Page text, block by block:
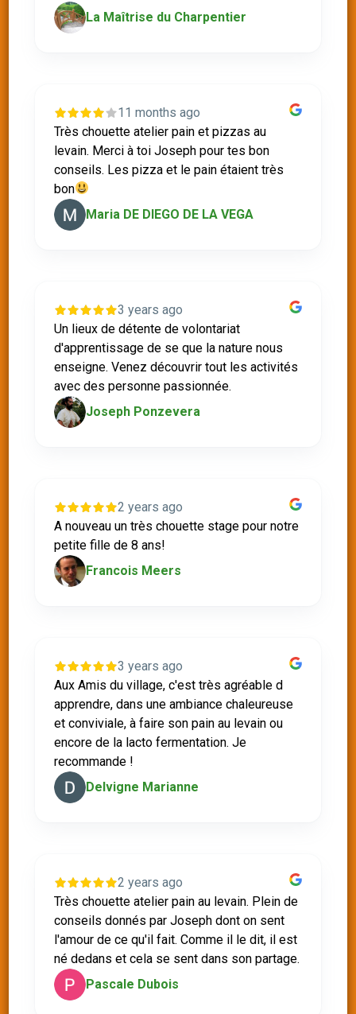
La Maîtrise du Charpentier
11 months ago
Très chouette atelier pain et pizzas au
levain. Merci à toi Joseph pour tes bon
conseils. Les pizza et le pain étaient très
bon
Maria DE DIEGO DE LA VEGA
3 years ago
Un lieux de détente de volontariat
d'apprentissage de se que la nature nous
enseigne. Venez découvrir tout les activités
avec des personne passionnée.
Joseph Ponzevera
2 years ago
A nouveau un très chouette stage pour notre
petite fille de 8 ans!
Francois Meers
3 years ago
Aux Amis du village, c'est très agréable d
apprendre, dans une ambiance chaleureuse
et conviviale, à faire son pain au levain ou
encore de la lacto fermentation. Je
recommande !
Delvigne Marianne
2 years ago
Très chouette atelier pain au levain. Plein de
conseils donnés par Joseph dont on sent
l'amour de ce qu'il fait. Comme il le dit, il est
né dedans et cela se sent dans son partage.
Pascale Dubois